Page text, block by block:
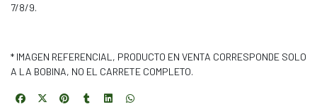
7/8/9.
* IMAGEN REFERENCIAL, PRODUCTO EN VENTA CORRESPONDE SOLO
A LA BOBINA, NO EL CARRETE COMPLETO.